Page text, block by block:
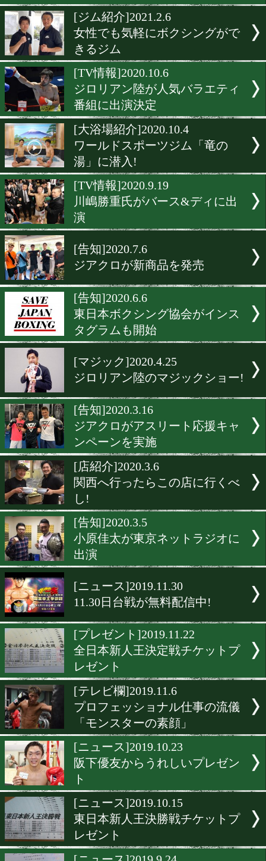
沖縄でキッズイベントを開
[告知]2021.2.18
2020年全日本新人王Tシャ
発売
[ジム紹介]2021.2.6
女性でも気軽にボクシング
きるジム
[TV情報]2020.10.6
ジロリアン陸が人気バラエ
[大浴場紹介]2020.10.4
ワールドスポーツジム「竜
湯」に潜入!
[TV情報]2020.9.19
川嶋勝重氏がバース&ディ
演
[告知]2020.7.6
ジアクロが新商品を発売
[告知]2020.6.6
東日本ボクシング協会がイ
[マジック]2020.4.25
ジロリアン陸のマジックシ
[告知]2020.3.16
ジアクロがアスリート応援
ンペーンを実施
[店紹介]2020.3.6
関西へ行ったらこの店に行
し!
[告知]2020.3.5
小原佳太が東京ネットラジ
出演
[ニュース]2019.11.30
11.30日台戦が無料配信中!